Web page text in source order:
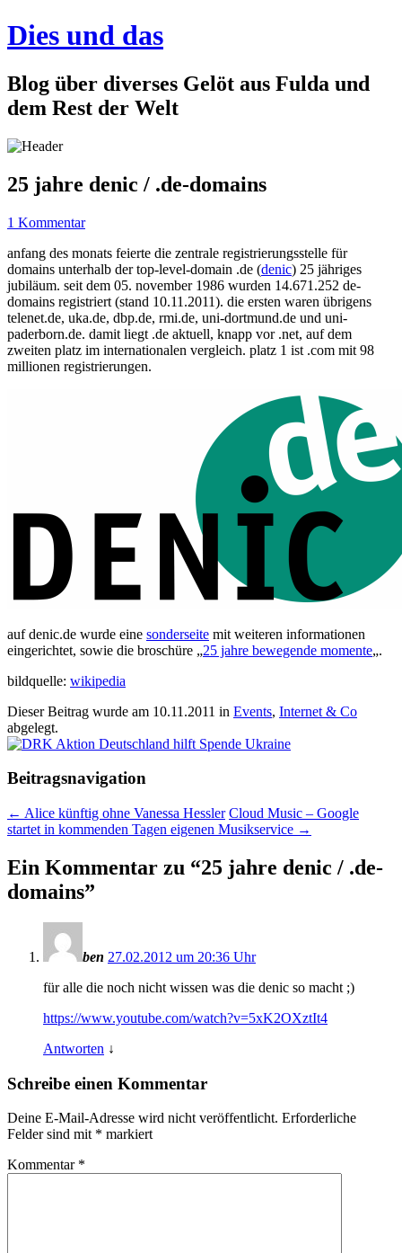
Dies und das
Blog über diverses Gelöt aus Fulda und
dem Rest der Welt
25 jahre denic / .de-domains
1 Kommentar
anfang des monats feierte die zentrale registrierungsstelle für
domains unterhalb der top-level-domain .de (denic) 25 jähriges
jubiläum. seit dem 05. november 1986 wurden 14.671.252 de-
domains registriert (stand 10.11.2011). die ersten waren übrigens
telenet.de, uka.de, dbp.de, rmi.de, uni-dortmund.de und uni-
paderborn.de. damit liegt .de aktuell, knapp vor .net, auf dem
zweiten platz im internationalen vergleich. platz 1 ist .com mit 98
millionen registrierungen.
auf denic.de wurde eine sonderseite mit weiteren informationen
eingerichtet, sowie die broschüre „25 jahre bewegende momente„.
bildquelle: wikipedia
Dieser Beitrag wurde am 10.11.2011 in Events, Internet & Co
abgelegt.
Beitragsnavigation
← Alice künftig ohne Vanessa Hessler Cloud Music – Google
startet in kommenden Tagen eigenen Musikservice →
Ein Kommentar zu “25 jahre denic / .de-
domains”
ben 27.02.2012 um 20:36 Uhr
für alle die noch nicht wissen was die denic so macht ;)
https://www.youtube.com/watch?v=5xK2OXztIt4
Antworten ↓
Schreibe einen Kommentar
Deine E-Mail-Adresse wird nicht veröffentlicht. Erforderliche
Felder sind mit * markiert
Kommentar *